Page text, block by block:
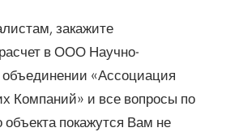
закажите
в ООО Научно-
«Ассоциация
Компаний» и все вопросы по
покажутся Вам не